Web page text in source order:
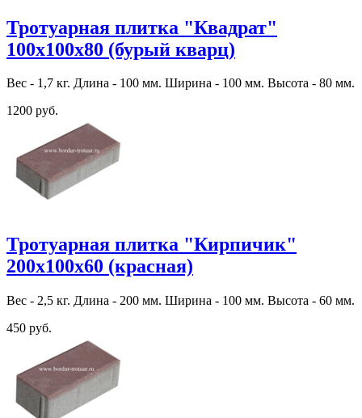
Тротуарная плитка "Квадрат"
100х100х80 (бурый кварц)
Вес - 1,7 кг. Длина - 100 мм. Ширина - 100 мм. Высота - 80 мм.
1200 руб.
Тротуарная плитка "Кирпичик"
200х100х60 (красная)
Вес - 2,5 кг. Длина - 200 мм. Ширина - 100 мм. Высота - 60 мм.
450 руб.